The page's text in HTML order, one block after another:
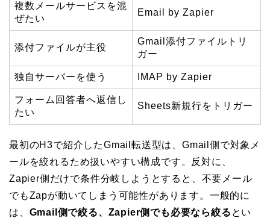
複数メールサービスを混
ぜたい
Email by Zapier
添付ファイルが主役
Gmail添付ファイルトリ
ガー
独自サーバーを使う IMAP by Zapier
フォーム回答者へ返信し
たい
Sheets新規行をトリガー
最初のH3で紹介したGmail転送型は、Gmail側で対象メ
ールを絞れるため扱いやすい構成です。反対に、
Zapier側だけで条件分岐しようとすると、不要メール
でもZapが動いてしまう可能性があります。一般的に
は、 Gmail側で絞る、Zapier側でも必要なら絞る とい